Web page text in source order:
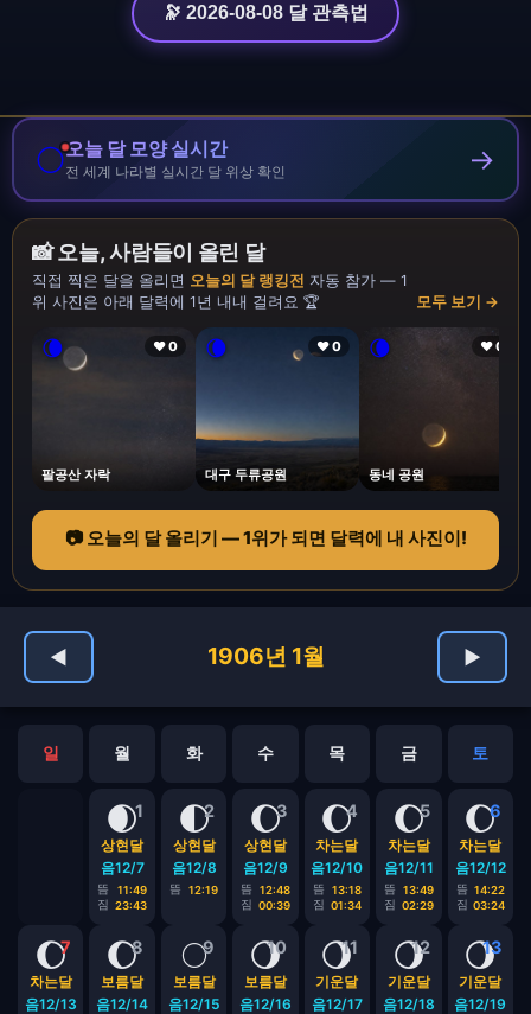
🔭 2026-08-08 달 관측법
🌕오늘 달 모양 실시간
전 세계 나라별 실시간 달 위상 확인 →
📸 오늘, 사람들이 올린 달
직접 찍은 달을 올리면 오늘의 달 랭킹전 자동 참가 — 1
위 사진은 아래 달력에 1년 내내 걸려요 🏆
모두 보기 →
🌘 ❤ 0
팔공산 자락
🌘 ❤ 0
대구 두류공원
🌘 ❤ 0
동네 공원
📷 오늘의 달 올리기 — 1위가 되면 달력에 내 사진이!
◀ 1906년 1월 ▶
일 월 화 수 목 금 토
1
🌒
상현달
음12/7
뜸
11:49
짐 23:43
2
🌓
상현달
음12/8
뜸 12:19
3
🌔
상현달
음12/9
뜸
12:48
짐 00:39
4
🌔
차는달
음12/10
뜸
13:18
짐 01:34
5
🌔
차는달
음12/11
뜸
13:49
짐 02:29
6
🌔
차는달
음12/12
뜸 14:22
짐 03:24
7
🌔
차는달
음12/13
8
🌔
보름달
음12/14
9
🌕
보름달
음12/15
10
🌖
보름달
음12/16
11
🌖
기운달
음12/17
12
🌖
기운달
음12/18
13
🌖
기운달
음12/19